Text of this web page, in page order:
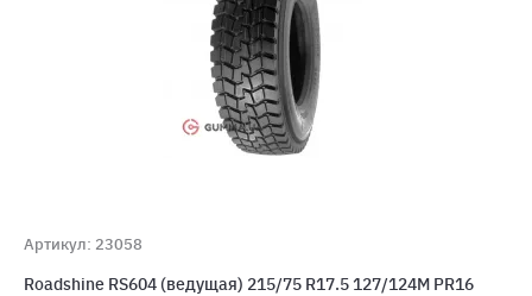
Артикул: 23058
Roadshine RS604 (ведущая) 215/75 R17.5 127/124M PR16